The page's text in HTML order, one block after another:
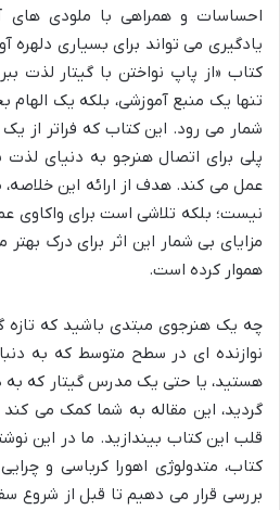
احساسات و همراهی با ملودی های
یادگیری می تواند برای بسیاری دلهره
کتاب «از پاپ نواختن با گیتار لذت
تنها یک منبع آموزشی، بلکه یک الهام
شمار می رود. این کتاب که فراتر از
پلی برای اتصال هنرجو به دنیای
عمل می کند. هدف از ارائه این
نیست؛ بلکه تلاشی است برای واکاوی
مزایای بی شمار این اثر برای درک
هموار کرده است.
چه یک هنرجوی مبتدی باشید که تازه
نوازنده ای در سطح متوسط که به
هستید، یا حتی یک مدرس گیتار که به
گردید، این مقاله به شما کمک می
قلب این کتاب بیندازید. ما در این
کتاب، متدولوژی اهورا کرباسی و
بررسی قرار می دهیم تا قبل از شروع